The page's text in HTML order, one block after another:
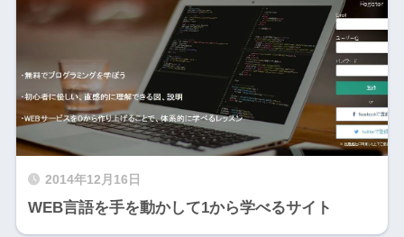
2014年12月16日
WEB言語を手を動かして1から学べるサイト